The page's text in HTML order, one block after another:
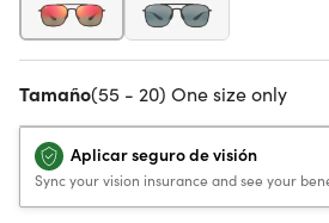
Tamaño(55 - 20) One size only
Aplicar seguro de visión
Sync your vision insurance and see your